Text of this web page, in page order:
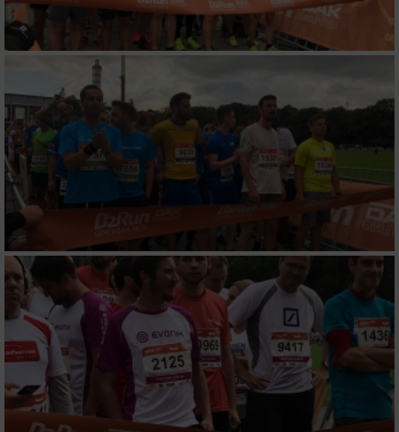
Messung der Werbeleistung
Messung der Performance von Inhalten
Analyse von Zielgruppen durch Statistiken
oder Kombinationen von Daten aus
verschiedenen Quellen
Entwicklung und Verbesserung der Angebote
Verwendung reduzierter Daten zur Auswahl
von Inhalten
IAB-Besonderheiten:
Verwendung genauer Standortdaten
Geräte anhand von aktiv angeforderten
Informationen identifizieren
Nicht-IAB-Verarbeitungszwecke: